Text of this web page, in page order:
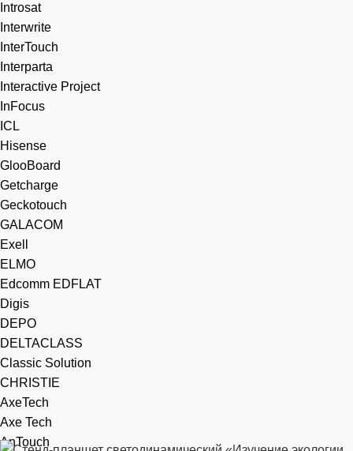
Introsat
Interwrite
InterTouch
Interparta
Interactive Project
InFocus
ICL
Hisense
GlooBoard
Getcharge
Geckotouch
GALACOM
Exell
ELMO
Edcomm EDFLAT
Digis
DEPO
DELTACLASS
Classic Solution
CHRISTIE
AxeTech
Axe Tech
AnTouch